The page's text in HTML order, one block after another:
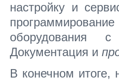
настройку и
оборудования
Документация и
В конечном итоге,